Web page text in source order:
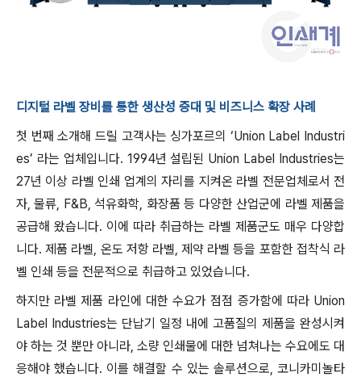
디지털 라벨 장비를 통한 생산성 증대 및 비즈니스 확장 사례
첫 번째 소개해 드릴 고객사는 싱가포르의 ‘Union Label Industri
es’ 라는 업체입니다. 1994년 설립된 Union Label Industries는
27년 이상 라벨 인쇄 업계의 자리를 지켜온 라벨 전문업체로서 전
자, 물류, F&B, 석유화학, 화장품 등 다양한 산업군에 라벨 제품을
공급해 왔습니다. 이에 따라 취급하는 라벨 제품군도 매우 다양합
니다. 제품 라벨, 온도 저항 라벨, 제약 라벨 등을 포함한 접착식 라
벨 인쇄 등을 전문적으로 취급하고 있었습니다.
하지만 라벨 제품 라인에 대한 수요가 점점 증가함에 따라 Union
Label Industries는 단납기 일정 내에 고품질의 제품을 완성시켜
야 하는 것 뿐만 아니라, 소량 인쇄물에 대한 넘쳐나는 수요에도 대
응해야 했습니다. 이를 해결할 수 있는 솔루션으로, 코니카미놀타